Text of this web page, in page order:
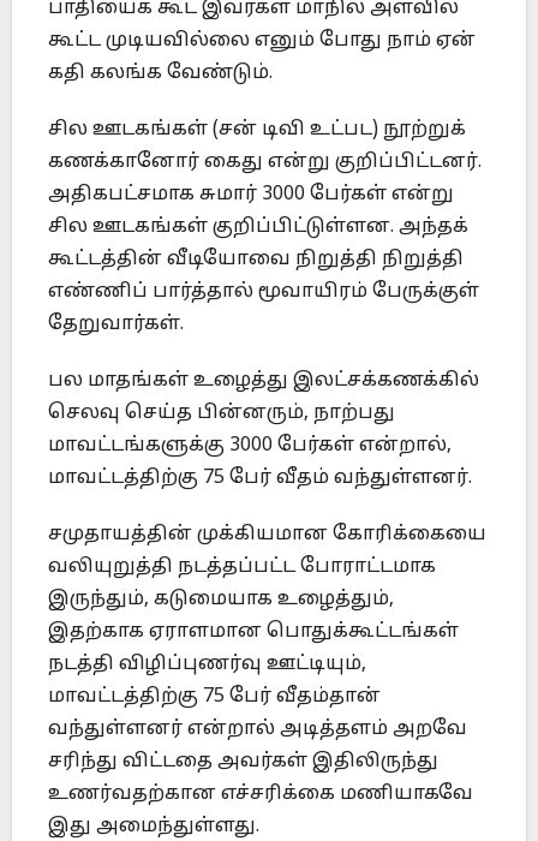
பாதியைக் கூட இவர்கள் மாநில அளவில்
கூட்ட முடியவில்லை எனும் போது நாம் ஏன்
கதி கலங்க வேண்டும்.
சில ஊடகங்கள் (சன் டிவி உட்பட) நூற்றுக்
கணக்கானோர் கைது என்று குறிப்பிட்டனர்.
அதிகபட்சமாக சுமார் 3000 பேர்கள் என்று
சில ஊடகங்கள் குறிப்பிட்டுள்ளன. அந்தக்
கூட்டத்தின் வீடியோவை நிறுத்தி நிறுத்தி
எண்ணிப் பார்த்தால் மூவாயிரம் பேருக்குள்
தேறுவார்கள்.
பல மாதங்கள் உழைத்து இலட்சக்கணக்கில்
செலவு செய்த பின்னரும், நாற்பது
மாவட்டங்களுக்கு 3000 பேர்கள் என்றால்,
மாவட்டத்திற்கு 75 பேர் வீதம் வந்துள்ளனர்.
சமுதாயத்தின் முக்கியமான கோரிக்கையை
வலியுறுத்தி நடத்தப்பட்ட போராட்டமாக
இருந்தும், கடுமையாக உழைத்தும்,
இதற்காக ஏராளமான பொதுக்கூட்டங்கள்
நடத்தி விழிப்புணர்வு ஊட்டியும்,
மாவட்டத்திற்கு 75 பேர் வீதம்தான்
வந்துள்ளனர் என்றால் அடித்தளம் அறவே
சரிந்து விட்டதை அவர்கள் இதிலிருந்து
உணர்வதற்கான எச்சரிக்கை மணியாகவே
இது அமைந்துள்ளது.